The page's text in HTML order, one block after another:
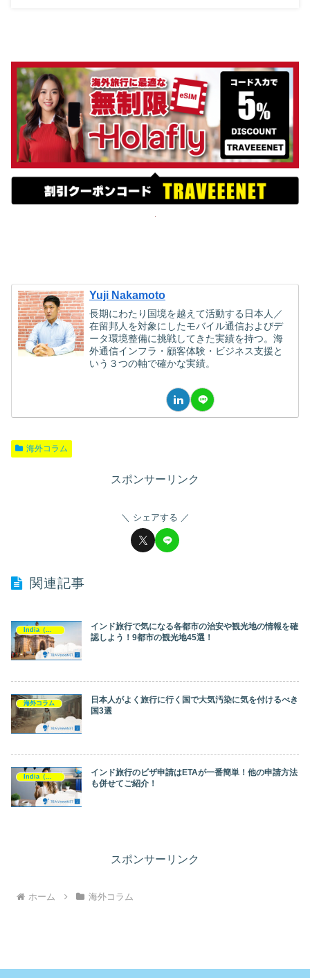
Yuji Nakamoto
長期にわたり国境を越えて活動する日本人／
在留邦人を対象にしたモバイル通信およびデ
ータ環境整備に挑戦してきた実績を持つ。海
外通信インフラ・顧客体験・ビジネス支援と
いう３つの軸で確かな実績。
海外コラム
スポンサーリンク
シェアする
関連記事
India（インド）
インド旅行で気になる各都市の治安や観光地の情報を確
認しよう！9都市の観光地45選！
海外コラム
日本人がよく旅行に行く国で大気汚染に気を付けるべき
国3選
インド旅行のビザ申請はETAが一番簡単！他の申請方法
も併せてご紹介！
スポンサーリンク
ホーム 海外コラム